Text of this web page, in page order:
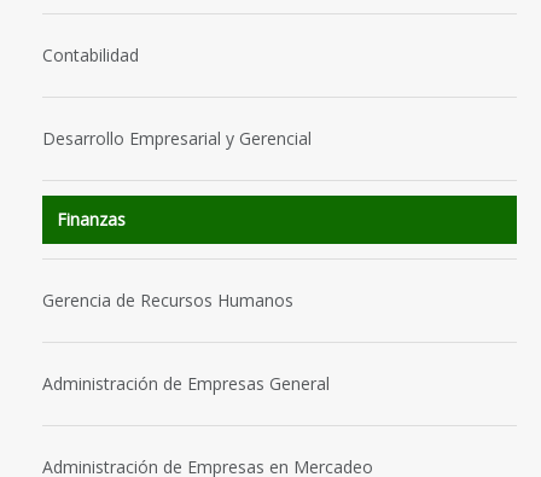
Contabilidad
Desarrollo Empresarial y Gerencial
Finanzas
Gerencia de Recursos Humanos
Administración de Empresas General
Administración de Empresas en Mercadeo